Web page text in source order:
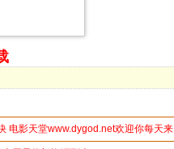
电影天堂www.dygod.net欢迎你每天来